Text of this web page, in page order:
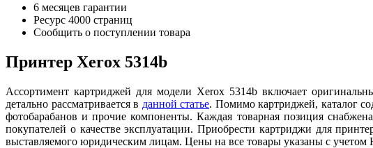
6 месяцев гарантии
Ресурс 4000 страниц
Сообщить о поступлении товара
Принтер Xerox 5314b
Ассортимент картриджей для модели Xerox 5314b включает
детально рассматривается в данной статье. Помимо картриджей, каталог
фотобарабанов и прочие компоненты. Каждая товарная позиция
покупателей о качестве эксплуатации. Приобрести картриджи для
выставляемого юридическим лицам. Цены на все товары указаны с